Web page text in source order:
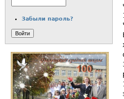
Забыли пароль?